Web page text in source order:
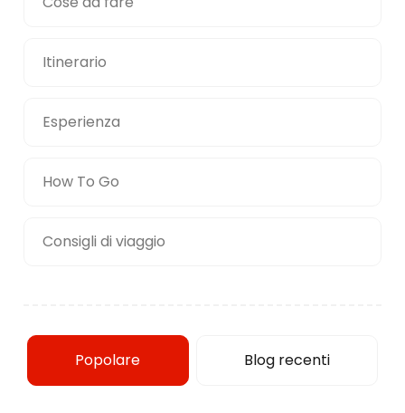
Itinerario
Esperienza
How To Go
Consigli di viaggio
Popolare Blog recenti